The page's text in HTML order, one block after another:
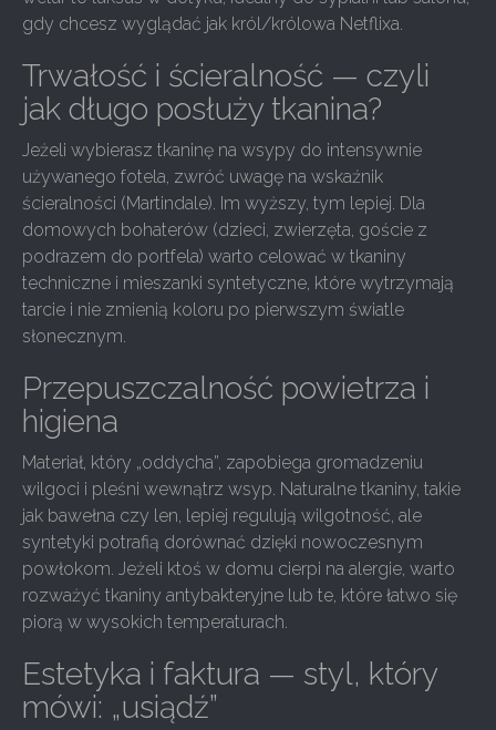
gdy chcesz wyglądać jak król/królowa Netflixa.
Trwałość i ścieralność — czyli
jak długo posłuży tkanina?
Jeżeli wybierasz tkaninę na wsypy do intensywnie
używanego fotela, zwróć uwagę na wskaźnik
ścieralności (Martindale). Im wyższy, tym lepiej. Dla
domowych bohaterów (dzieci, zwierzęta, goście z
podrazem do portfela) warto celować w tkaniny
techniczne i mieszanki syntetyczne, które wytrzymają
tarcie i nie zmienią koloru po pierwszym światle
słonecznym.
Przepuszczalność powietrza i
higiena
Materiał, który „oddycha”, zapobiega gromadzeniu
wilgoci i pleśni wewnątrz wsyp. Naturalne tkaniny, takie
jak bawełna czy len, lepiej regulują wilgotność, ale
syntetyki potrafią dorównać dzięki nowoczesnym
powłokom. Jeżeli ktoś w domu cierpi na alergie, warto
rozważyć tkaniny antybakteryjne lub te, które łatwo się
piorą w wysokich temperaturach.
Estetyka i faktura — styl, który
mówi: „usiądź”